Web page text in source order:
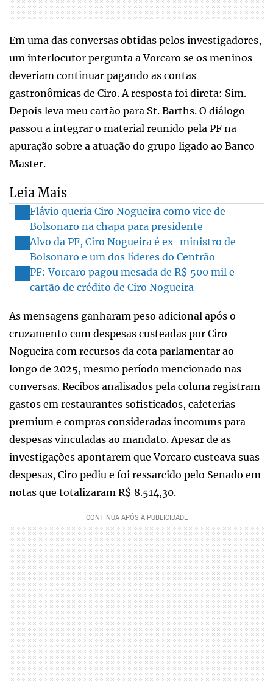
Em uma das conversas obtidas pelos investigadores,
um interlocutor pergunta a Vorcaro se os meninos
deveriam continuar pagando as contas
gastronômicas de Ciro. A resposta foi direta: Sim.
Depois leva meu cartão para St. Barths. O diálogo
passou a integrar o material reunido pela PF na
apuração sobre a atuação do grupo ligado ao Banco
Master.
Leia Mais
Flávio queria Ciro Nogueira como vice de
Bolsonaro na chapa para presidente
Alvo da PF, Ciro Nogueira é ex-ministro de
Bolsonaro e um dos líderes do Centrão
PF: Vorcaro pagou mesada de R$ 500 mil e
cartão de crédito de Ciro Nogueira
As mensagens ganharam peso adicional após o
cruzamento com despesas custeadas por Ciro
Nogueira com recursos da cota parlamentar ao
longo de 2025, mesmo período mencionado nas
conversas. Recibos analisados pela coluna registram
gastos em restaurantes sofisticados, cafeterias
premium e compras consideradas incomuns para
despesas vinculadas ao mandato. Apesar de as
investigações apontarem que Vorcaro custeava suas
despesas, Ciro pediu e foi ressarcido pelo Senado em
notas que totalizaram R$ 8.514,30.